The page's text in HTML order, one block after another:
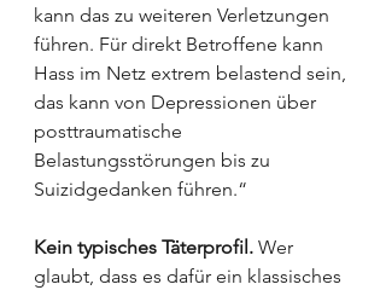
kann das zu weiteren Verletzungen
führen. Für direkt Betroffene kann
Hass im Netz extrem belastend sein,
das kann von Depressionen über
posttraumatische
Belastungsstörungen bis zu
Suizidgedanken führen.“
Kein typisches Täterprofil. Wer
glaubt, dass es dafür ein klassisches